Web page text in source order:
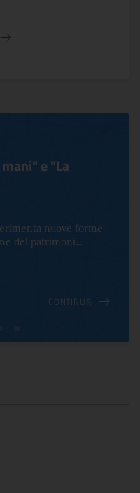
e "La
nuove forme
del patrimoni...
CONTINUA